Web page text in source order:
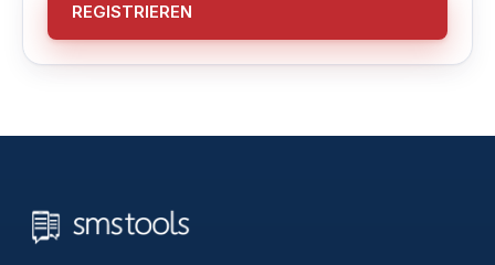
REGISTRIEREN